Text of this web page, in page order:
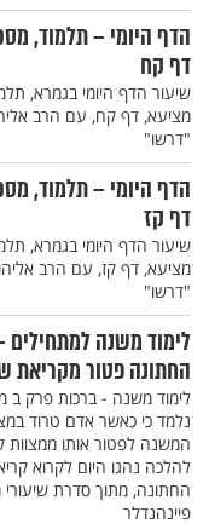
הדף היומי – תלמוד,
דף קח
שיעור הדף היומי בגמרא,
מציעא, דף קח, עם הרב
"דרשו"
הדף היומי – תלמוד,
דף קז
שיעור הדף היומי בגמרא,
מציעא, דף קז, עם הרב אליהו
"דרשו"
לימוד משנה למתחילים
החתונה פטור מקריאת
לימוד משנה - ברכות פרק
נלמד כי כאשר אדם טרוד
המשנה לפטור אותו
להלכה נהגו היום לקרוא
החתונה, מתוך סדרת שיעורי
פיינהנדלר